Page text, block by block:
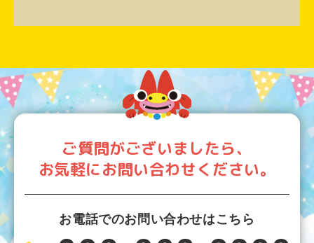
ご質問がございましたら、
お気軽にお問い合わせください。
お電話でのお問い合わせはこちら